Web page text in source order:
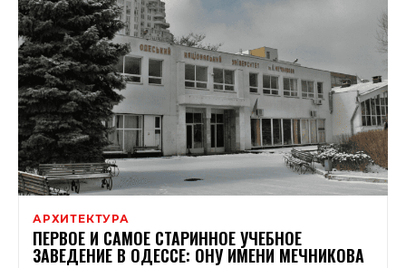
АРХИТЕКТУРА
ПЕРВОЕ И САМОЕ СТАРИННОЕ УЧЕБНОЕ
ЗАВЕДЕНИЕ В ОДЕССЕ: ОНУ ИМЕНИ МЕЧНИКОВА